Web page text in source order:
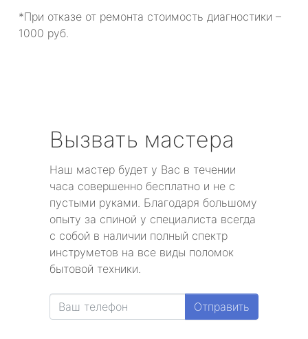
*При отказе от ремонта стоимость диагностики –
1000 руб.
Вызвать мастера
Наш мастер будет у Вас в течении
часа совершенно бесплатно и не с
пустыми руками. Благодаря большому
опыту за спиной у специалиста всегда
с собой в наличии полный спектр
инструметов на все виды поломок
бытовой техники.
Отправить